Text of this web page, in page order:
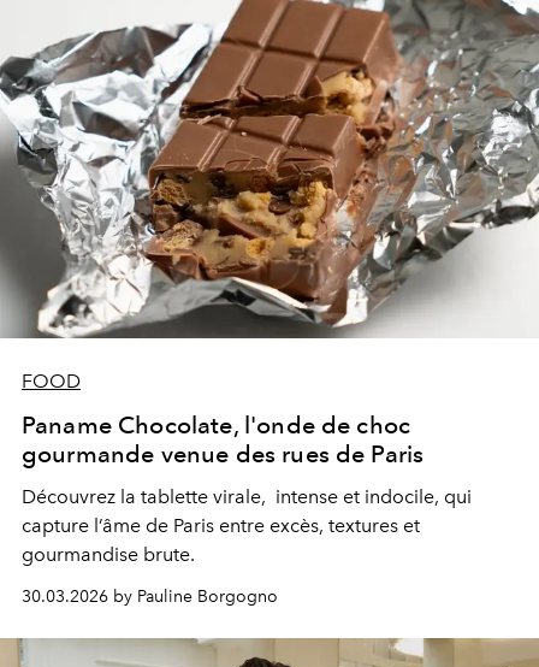
FOOD
Paname Chocolate, l'onde de choc
gourmande venue des rues de Paris
Découvrez la tablette virale, intense et indocile, qui
capture l’âme de Paris entre excès, textures et
gourmandise brute.
30.03.2026 by Pauline Borgogno